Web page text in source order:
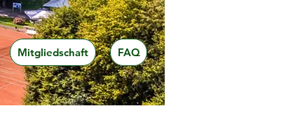
Mitgliedschaft FAQ